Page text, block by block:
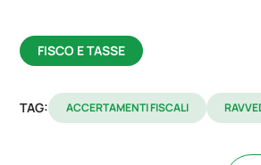
FISCO E TASSE
TAG: ACCERTAMENTI FISCALI